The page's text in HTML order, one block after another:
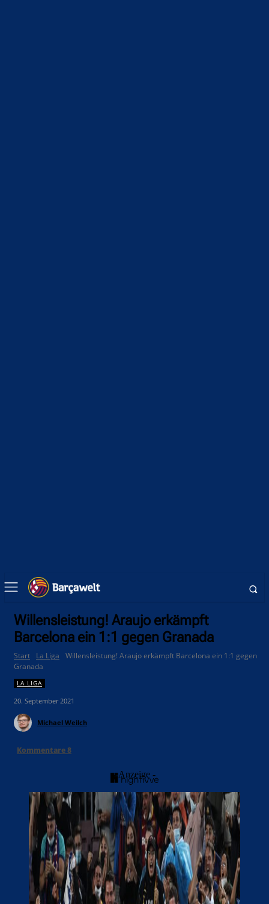
Willensleistung! Araujo erkämpft
Barcelona ein 1:1 gegen Granada
Start La Liga
Willensleistung! Araujo erkämpft Barcelona ein 1:1 gegen
Granada
LA LIGA
20. September 2021
Michael Weilch
Kommentare8
- Anzeige -